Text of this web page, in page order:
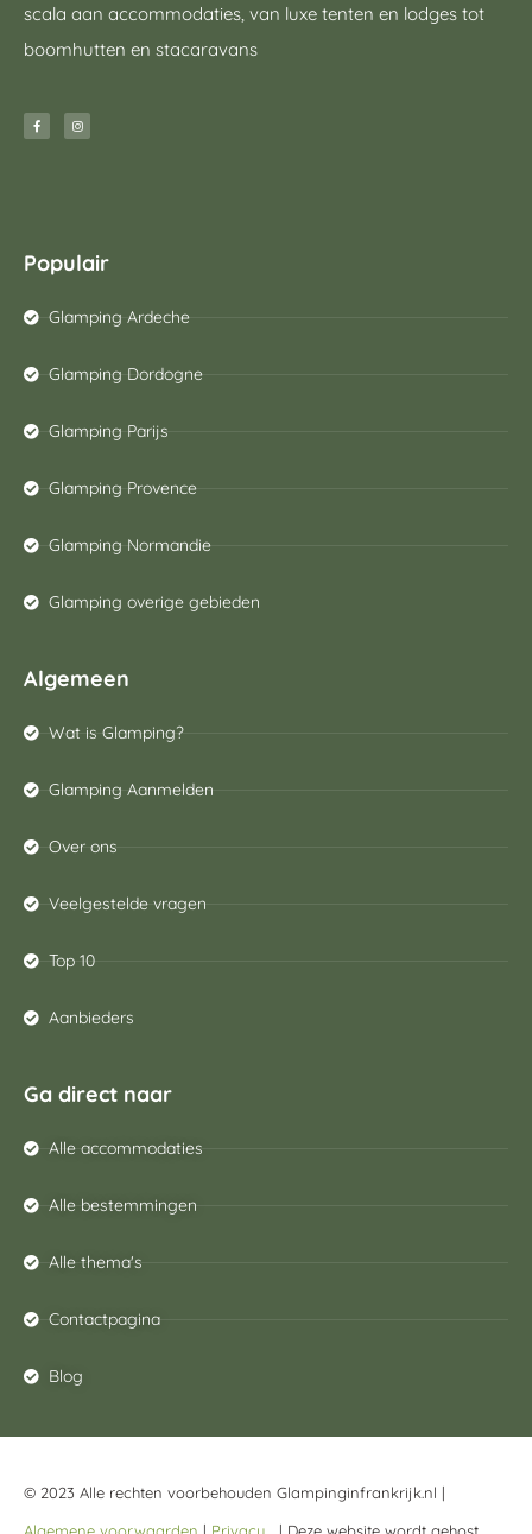
scala aan accommodaties, van luxe tenten en lodges tot
boomhutten en stacaravans
Populair
Glamping Ardeche
Glamping Dordogne
Glamping Parijs
Glamping Provence
Glamping Normandie
Glamping overige gebieden
Algemeen
Wat is Glamping?
Glamping Aanmelden
Over ons
Veelgestelde vragen
Top 10
Aanbieders
Ga direct naar
Alle accommodaties
Alle bestemmingen
Alle thema's
Contactpagina
Blog
© 2023 Alle rechten voorbehouden Glampinginfrankrijk.nl |